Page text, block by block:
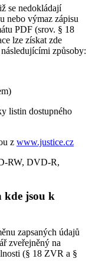
se nedokládají
nebo výmaz zápisu
PDF (srov. § 18
lze získat zde
způsoby:
listin dostupného
z www.justice.cz
RW, DVD-R,
kde jsou k
zapsaných údajů
zveřejněný na
(§ 18 ZVR a §